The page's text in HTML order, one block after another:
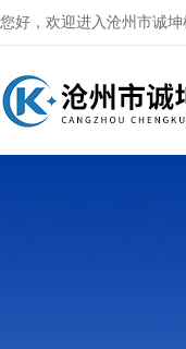
您好，欢迎进入沧州市诚坤